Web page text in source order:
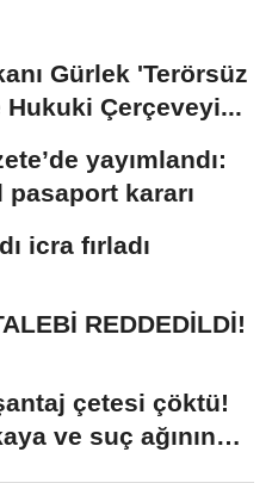
Gürlek 'Terörsüz
Çerçeveyi...
yayımlandı:
kararı
icra fırladı
REDDEDİLDİ!
çetesi çöktü!
ve suç ağının